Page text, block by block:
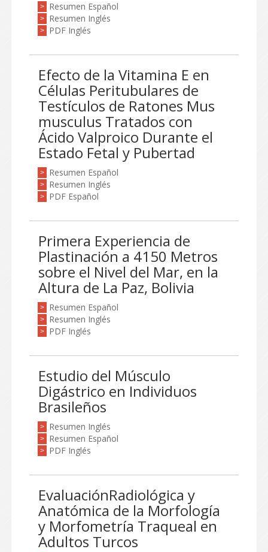
> Resumen Español
> Resumen Inglés
> PDF Inglés
Efecto de la Vitamina E en
Células Peritubulares de
Testículos de Ratones Mus
musculus Tratados con
Ácido Valproico Durante el
Estado Fetal y Pubertad
> Resumen Español
> Resumen Inglés
> PDF Español
Primera Experiencia de
Plastinación a 4150 Metros
sobre el Nivel del Mar, en la
Altura de La Paz, Bolivia
> Resumen Español
> Resumen Inglés
> PDF Inglés
Estudio del Músculo
Digástrico en Individuos
Brasileños
> Resumen Inglés
> Resumen Español
> PDF Inglés
EvaluaciónRadiológica y
Anatómica de la Morfología
y Morfometría Traqueal en
Adultos Turcos